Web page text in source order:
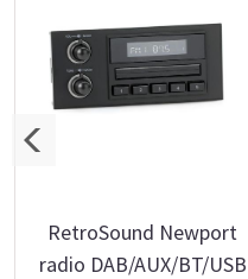
RetroSound Newport
radio DAB/AUX/BT/USB